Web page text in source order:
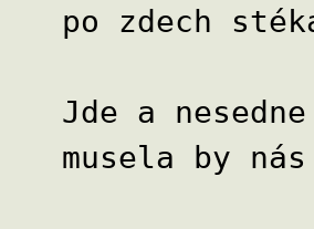
po zdech
Jde a
musela by